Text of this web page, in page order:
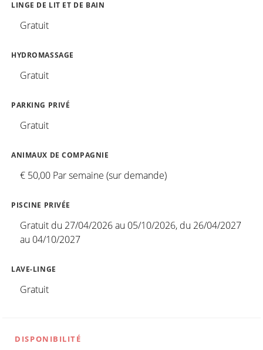
LINGE DE LIT ET DE BAIN
Gratuit
HYDROMASSAGE
Gratuit
PARKING PRIVÉ
Gratuit
ANIMAUX DE COMPAGNIE
€ 50,00 Par semaine (sur demande)
PISCINE PRIVÉE
Gratuit du 27/04/2026 au 05/10/2026, du 26/04/2027
au 04/10/2027
LAVE-LINGE
Gratuit
DISPONIBILITÉ